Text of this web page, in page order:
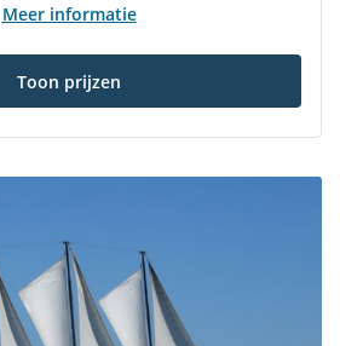
Meer informatie
Toon prijzen